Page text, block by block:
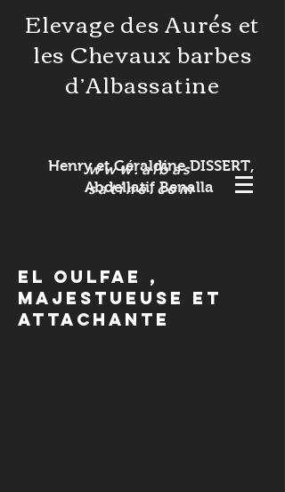
Elevage des Aurés et
les Chevaux barbes
d’Albassatine
Henry et Géraldine DISSERT,
Abdellatif Benalla
www.albas
satine.com
El oulfae ,
majestueuse et
attachante